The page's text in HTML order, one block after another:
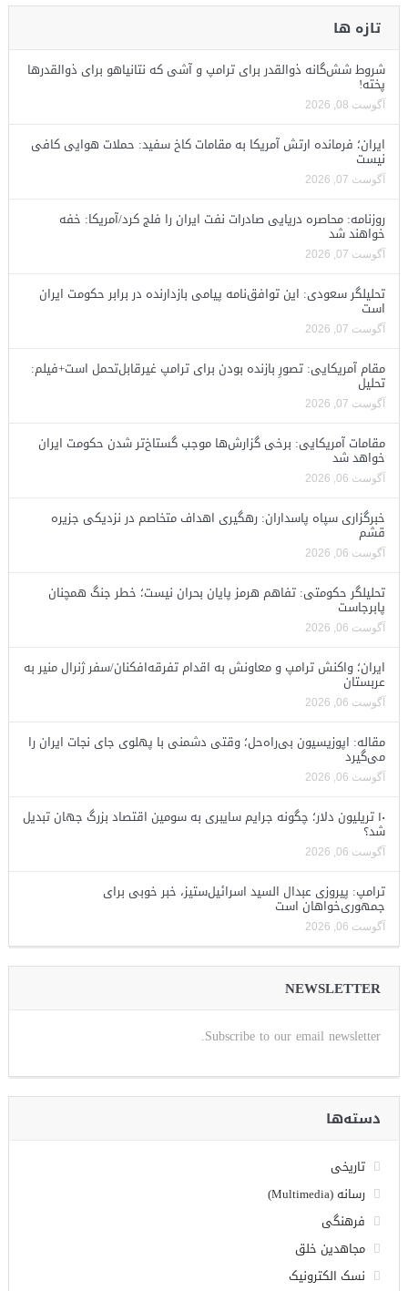
تازه ها
شروط شش‌گانه ذوالقدر برای ترامپ و آشی که نتانیاهو برای ذوالقدرها
پخته!
آگوست 08, 2026
ایران؛ فرمانده ارتش آمریکا به مقامات کاخ سفید: حملات هوایی کافی
نیست
آگوست 07, 2026
روزنامه: محاصره دریایی صادرات نفت ایران را فلج کرد/آمریکا: خفه
خواهند شد
آگوست 07, 2026
تحلیلگر سعودی: این توافق‌نامه پیامی بازدارنده در برابر حکومت ایران
است
آگوست 07, 2026
مقام آمریکایی: تصورِ بازنده بودن برای ترامپ غیرقابل‌تحمل است+فیلم:
تحلیل
آگوست 07, 2026
مقامات آمریکایی: برخی گزارش‌ها موجب گستاخ‌تر شدن حکومت ایران
خواهد شد
آگوست 06, 2026
خبرگزاری سپاه پاسداران: رهگیری اهداف متخاصم در نزدیکی جزیره
قشم
آگوست 06, 2026
تحلیلگر حکومتی: تفاهم هرمز پایان بحران نیست؛ خطر جنگ همچنان
پابرجاست
آگوست 06, 2026
ایران؛ واکنش ترامپ و معاونش به اقدام تفرقه‌افکنان/سفر ژنرال منیر به
عربستان
آگوست 06, 2026
مقاله: اپوزیسیون بی‌راه‌حل؛ وقتی دشمنی با پهلوی جای نجات ایران را
می‌گیرد
آگوست 06, 2026
۱۰ تریلیون دلار؛ چگونه جرایم سایبری به سومین اقتصاد بزرگ جهان تبدیل
شد؟
آگوست 06, 2026
ترامپ: پیروزی عبدال السید اسرائیل‌ستیز، خبر خوبی برای
جمهوری‌خواهان است
آگوست 06, 2026
NEWSLETTER
Subscribe to our email newsletter.
دسته‌ها
تاریخی
رسانه (Multimedia)
فرهنگی
مجاهدین خلق
نسک الکترونیک